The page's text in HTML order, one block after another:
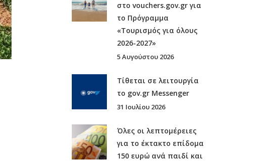
στο vouchers.gov.gr για
το Πρόγραμμα
«Τουρισμός για όλους
2026-2027»
5 Αυγούστου 2026
Τίθεται σε λειτουργία
το gov.gr Μessenger
31 Ιουλίου 2026
Όλες οι λεπτομέρειες
για το έκτακτο επίδομα
150 ευρώ ανά παιδί και